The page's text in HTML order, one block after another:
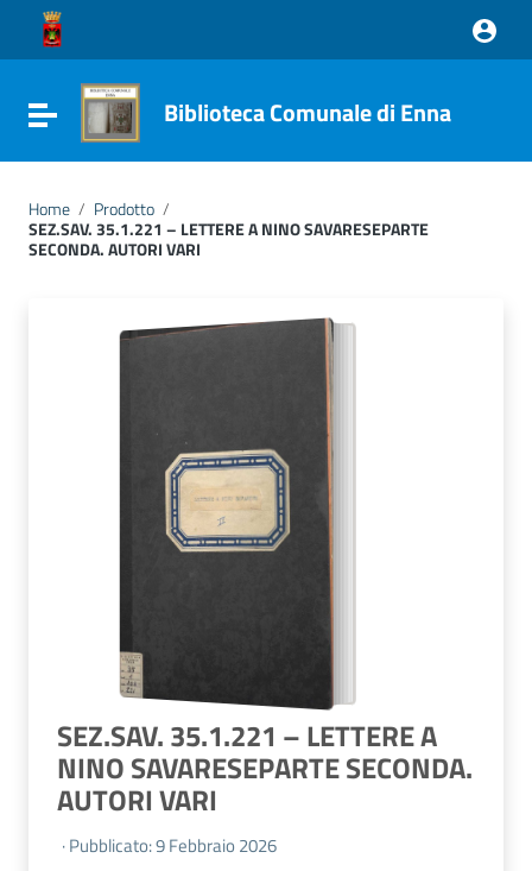
Vai ai contenuti
Vai al menu di navigazione
Vai al footer
Attiva / disattiva la navigazione
Biblioteca Comunale di Enna
Home / Prodotto /
SEZ.SAV. 35.1.221 – LETTERE A NINO SAVARESEPARTE
SECONDA. AUTORI VARI
SEZ.SAV. 35.1.221 – LETTERE A
NINO SAVARESEPARTE SECONDA.
AUTORI VARI
· Pubblicato: 9 Febbraio 2026